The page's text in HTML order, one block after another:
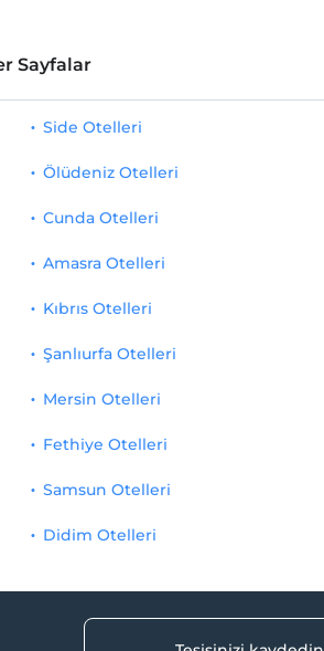
Sayfalar
Side Otelleri
Ölüdeniz Otelleri
Cunda Otelleri
Amasra Otelleri
Kıbrıs Otelleri
Şanlıurfa Otelleri
Mersin Otelleri
Fethiye Otelleri
Samsun Otelleri
Didim Otelleri